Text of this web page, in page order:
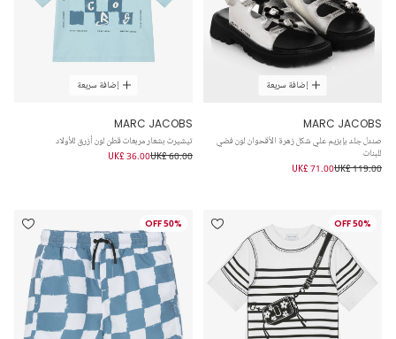
إضافة سريعة
MARC JACOBS
صندل جلد بإبزيم علي شكل زهرة الأقحوان لون فضي
للبنات
UK£ 119.00
UK£ 71.00
إضافة سريعة
MARC JACOBS
تيشيرت بشعار مربعات قطن لون أزرق للأولاد
UK£ 60.00
UK£ 36.00
50% OFF
50% OFF